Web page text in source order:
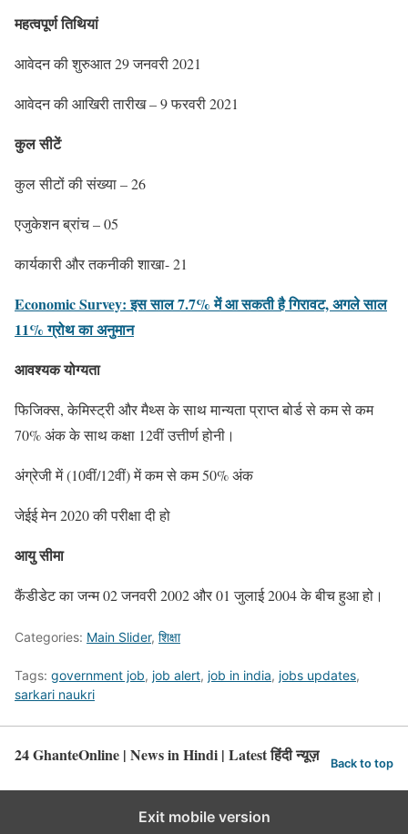
महत्वपूर्ण तिथियां
आवेदन की शुरुआत 29 जनवरी 2021
आवेदन की आखिरी तारीख – 9 फरवरी 2021
कुल सीटें
कुल सीटों की संख्या – 26
एजुकेशन ब्रांच – 05
कार्यकारी और तकनीकी शाखा- 21
Economic Survey: इस साल 7.7% में आ सकती है गिरावट, अगले साल
11% ग्रोथ का अनुमान
आवश्यक योग्यता
फिजिक्स, केमिस्ट्री और मैथ्स के साथ मान्यता प्राप्त बोर्ड से कम से कम
70% अंक के साथ कक्षा 12वीं उत्तीर्ण होनी।
अंग्रेजी में (10वीं/12वीं) में कम से कम 50% अंक
जेईई मेन 2020 की परीक्षा दी हो
आयु सीमा
कैंडीडेट का जन्म 02 जनवरी 2002 और 01 जुलाई 2004 के बीच हुआ हो।
Categories: Main Slider, शिक्षा
Tags: government job, job alert, job in india, jobs updates,
sarkari naukri
24 GhanteOnline | News in Hindi | Latest हिंदी न्यूज़ Back to top
Exit mobile version